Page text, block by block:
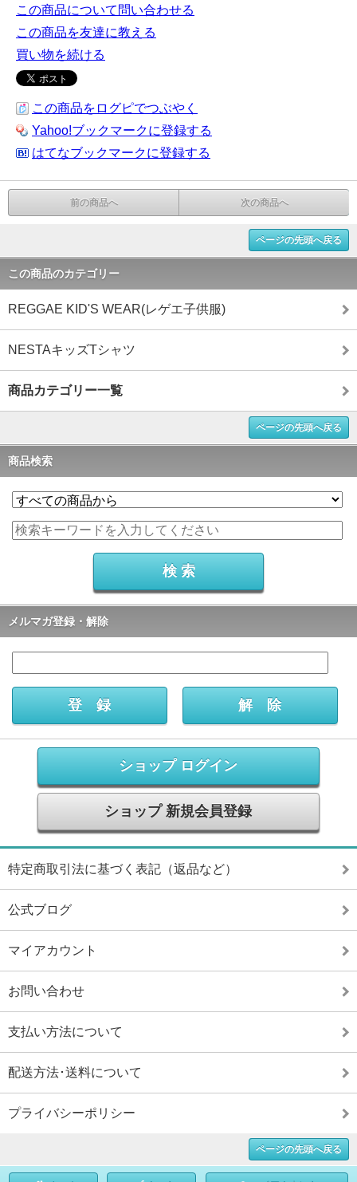
この商品について問い合わせる
この商品を友達に教える
買い物を続ける
この商品をログピでつぶやく
Yahoo!ブックマークに登録する
はてなブックマークに登録する
前の商品へ 次の商品へ
ページの先頭へ戻る
この商品のカテゴリー
REGGAE KID'S WEAR(レゲエ子供服)
NESTAキッズTシャツ
商品カテゴリー一覧
ページの先頭へ戻る
商品検索
メルマガ登録・解除
ショップ ログイン
ショップ 新規会員登録
特定商取引法に基づく表記（返品など）
公式ブログ
マイアカウント
お問い合わせ
支払い方法について
配送方法･送料について
プライバシーポリシー
ページの先頭へ戻る